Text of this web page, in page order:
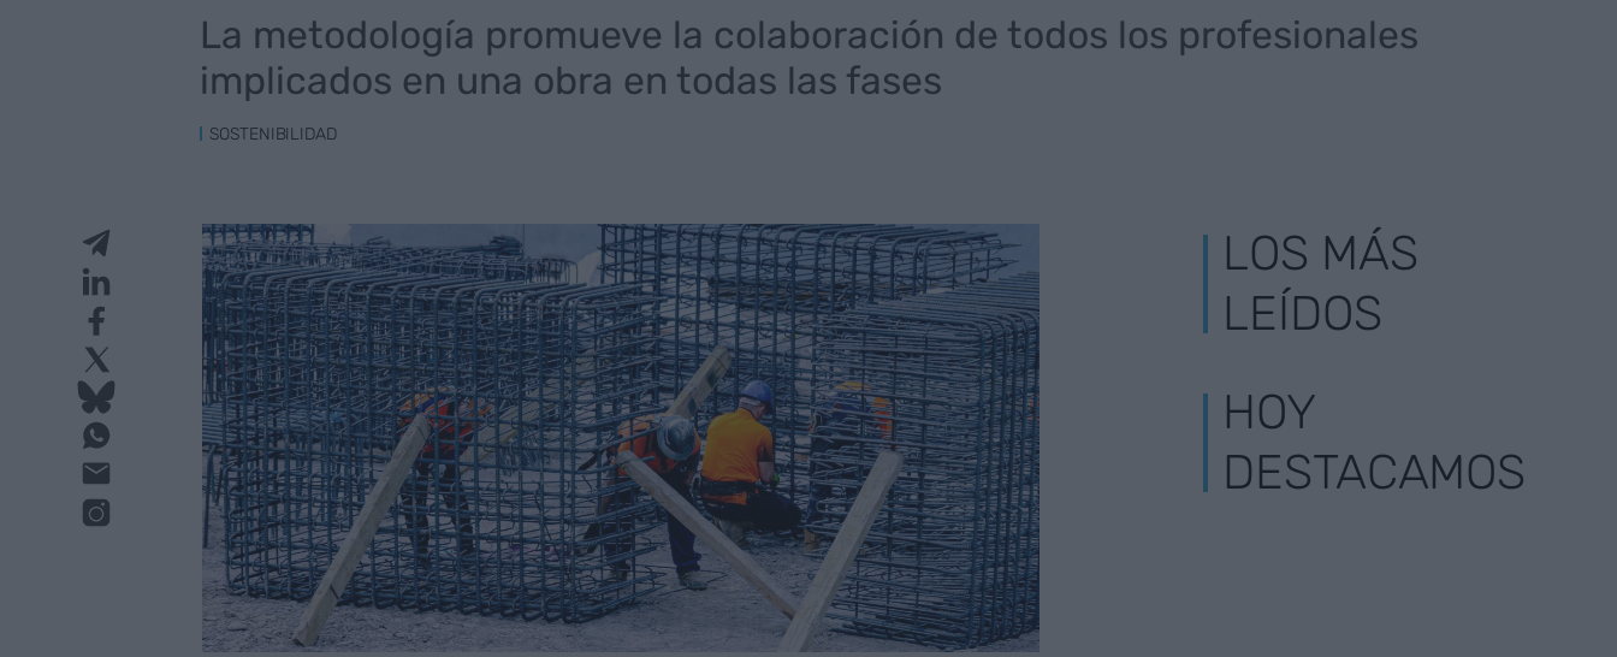
La metodología promueve la colaboración de todos los profesionales
implicados en una obra en todas las fases
SOSTENIBILIDAD
LOS MÁS
LEÍDOS
HOY
DESTACAMOS